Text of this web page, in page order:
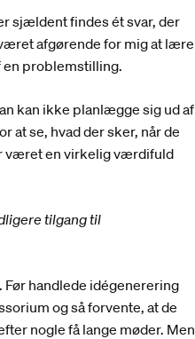
sjældent findes ét svar, der
afgørende for mig at lære
en problemstilling.
kan ikke planlægge sig ud af
at se, hvad der sker, når de
været en virkelig værdifuld
tilgang til
Før handlede idégenerering
og så forvente, at de
nogle få lange møder. Men